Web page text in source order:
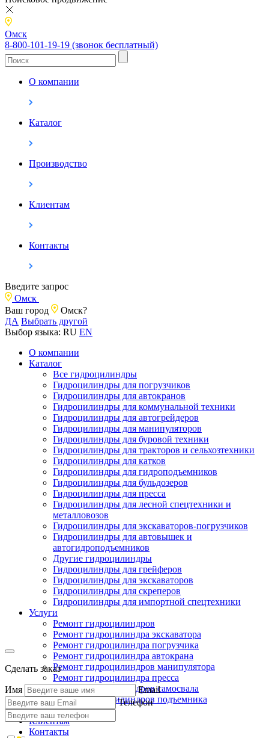
Омск
8-800-101-19-19 (звонок бесплатный)
О компании
Каталог
Производство
Клиентам
Контакты
Введите запрос
Омск
Ваш город
Омск?
ДА Выбрать другой
Выбор языка: RU EN
О компании
Каталог
Все гидроцилиндры
Гидроцилиндры для погрузчиков
Гидроцилиндры для автокранов
Гидроцилиндры для коммунальной техники
Гидроцилиндры для автогрейдеров
Гидроцилиндры для манипуляторов
Гидроцилиндры для буровой техники
Гидроцилиндры для тракторов и сельхозтехники
Гидроцилиндры для катков
Гидроцилиндры для гидроподъемников
Гидроцилиндры для бульдозеров
Гидроцилиндры для пресса
Гидроцилиндры для лесной спецтехники и
металловозов
Гидроцилиндры для экскаваторов-погрузчиков
Гидроцилиндры для автовышек и
автогидроподъемников
Другие гидроцилиндры
Гидроцилиндры для грейферов
Гидроцилиндры для экскаваторов
Гидроцилиндры для скреперов
Гидроцилиндры для импортной спецтехники
Услуги
Ремонт гидроцилиндров
Ремонт гидроцилиндра экскаватора
Ремонт гидроцилиндра погрузчика
Ремонт гидроцилиндра автокрана
Ремонт гидроцилиндров манипулятора
Ремонт гидроцилиндра пресса
Ремонт гидроцилиндров самосвала
Ремонт гидроцилиндров подъемника
Производство
Клиентам
Контакты
Сделать заказ
Имя
Email
Телефон